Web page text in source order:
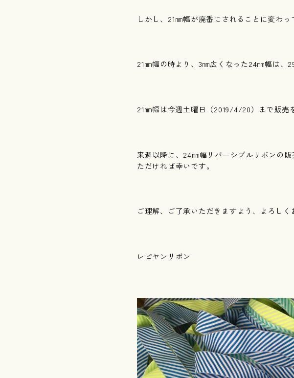
しかし、21㎜幅が廃番にされることに変わ
21㎜幅の時より、3㎜広くなった24㎜幅は
21㎜幅は今週土曜日（2019/4/20）まで販売
来週以降に、24㎜幅リバーシブルリボンの
ただければ幸いです。
ご理解、ご了承いただきますよう、よろしく
レピヤンリボン